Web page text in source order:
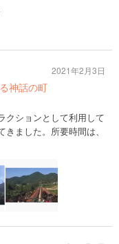
神話の町
クションとして利用して
ました。所要時間は、
2021年2月3日